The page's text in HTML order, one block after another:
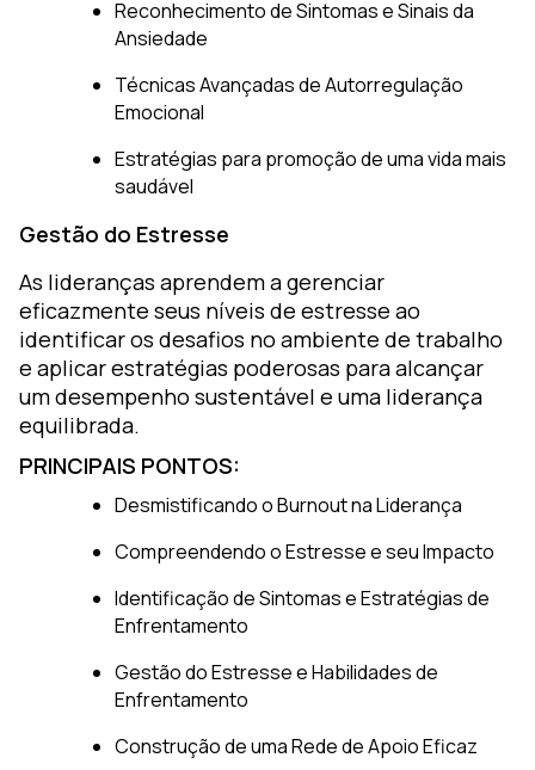
Reconhecimento de Sintomas e Sinais da
Ansiedade
Técnicas Avançadas de Autorregulação
Emocional
Estratégias para promoção de uma vida mais
saudável
Gestão do Estresse
As lideranças aprendem a gerenciar
eficazmente seus níveis de estresse ao
identificar os desafios no ambiente de trabalho
e aplicar estratégias poderosas para alcançar
um desempenho sustentável e uma liderança
equilibrada.
PRINCIPAIS PONTOS:
Desmistificando o Burnout na Liderança
Compreendendo o Estresse e seu Impacto
Identificação de Sintomas e Estratégias de
Enfrentamento
Gestão do Estresse e Habilidades de
Enfrentamento
Construção de uma Rede de Apoio Eficaz